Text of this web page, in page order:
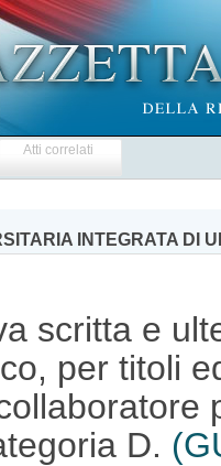
Atti correlati
INTEGRATA DI
scritta e
per titoli
D.